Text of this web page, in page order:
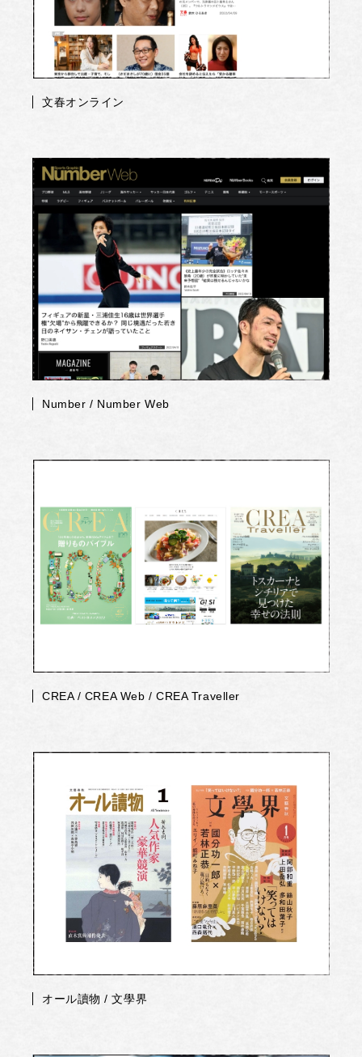
文春オンライン
Number / Number Web
CREA / CREA Web / CREA Traveller
オール讀物 / 文學界